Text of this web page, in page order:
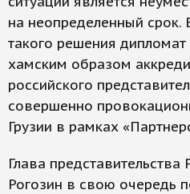
на неопределенный срок.
такого решения
хамским образом
российского
совершенно
Грузии в рамках
Глава
Рогозин в свою очередь